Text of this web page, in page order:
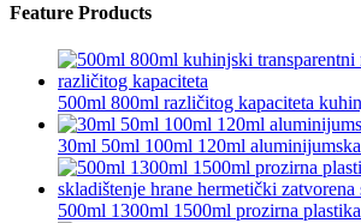
Feature Products
500ml 800ml različitog kapaciteta
30ml 50ml 100ml 120ml
500ml 1300ml 1500ml prozirna